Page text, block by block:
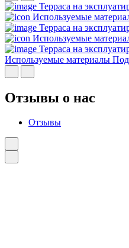
Терраса на
Используемые
Терраса на
Используемые
Терраса на
Используемые материалы
Отзывы о нас
Отзывы